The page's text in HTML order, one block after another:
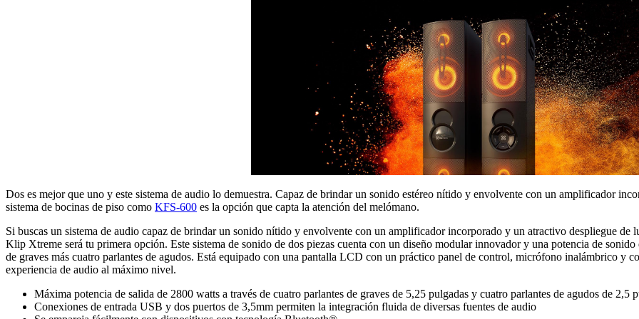
Dos es mejor que uno y este sistema de audio lo demuestra. Capaz de brindar un sonido estéreo nítido y envolvente con un amplificador
sistema de bocinas de piso como KFS-600 es la opción que capta la atención del melómano.
Si buscas un sistema de audio capaz de brindar un sonido nítido y envolvente con un amplificador incorporado y un atractivo despliegue
Klip Xtreme será tu primera opción. Este sistema de sonido de dos piezas cuenta con un diseño modular innovador y una potencia de
de graves más cuatro parlantes de agudos. Está equipado con una pantalla LCD con un práctico panel de control, micrófono inalámbrico y
experiencia de audio al máximo nivel.
Máxima potencia de salida de 2800 watts a través de cuatro parlantes de graves de 5,25 pulgadas y cuatro parlantes de agudos de 2,5
Conexiones de entrada USB y dos puertos de 3,5mm permiten la integración fluida de diversas fuentes de audio